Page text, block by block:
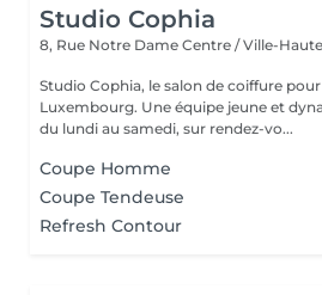
Studio Cophia
8, Rue Notre Dame Centre / Ville-
Studio Cophia, le salon de coiffure
Luxembourg. Une équipe jeune et
du lundi au samedi, sur rendez-vo...
Coupe Homme
Coupe Tendeuse
Refresh Contour